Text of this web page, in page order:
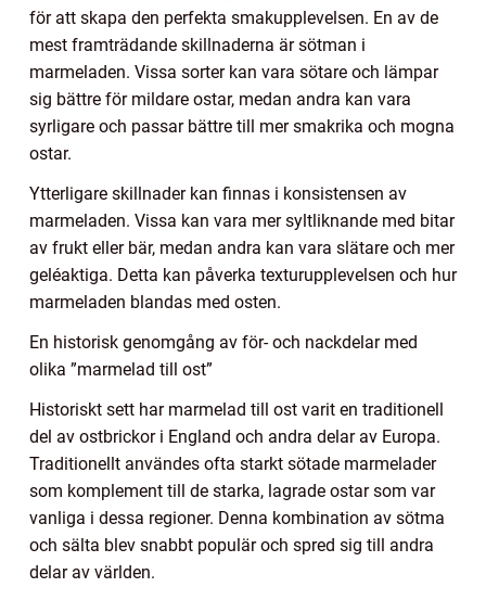
för att skapa den perfekta smakupplevelsen. En av de
mest framträdande skillnaderna är sötman i
marmeladen. Vissa sorter kan vara sötare och lämpar
sig bättre för mildare ostar, medan andra kan vara
syrligare och passar bättre till mer smakrika och mogna
ostar.
Ytterligare skillnader kan finnas i konsistensen av
marmeladen. Vissa kan vara mer syltliknande med bitar
av frukt eller bär, medan andra kan vara slätare och mer
geléaktiga. Detta kan påverka texturupplevelsen och hur
marmeladen blandas med osten.
En historisk genomgång av för- och nackdelar med
olika ”marmelad till ost”
Historiskt sett har marmelad till ost varit en traditionell
del av ostbrickor i England och andra delar av Europa.
Traditionellt användes ofta starkt sötade marmelader
som komplement till de starka, lagrade ostar som var
vanliga i dessa regioner. Denna kombination av sötma
och sälta blev snabbt populär och spred sig till andra
delar av världen.